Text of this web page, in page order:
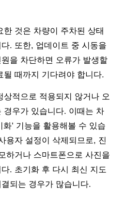
한 것은 차량이 주차된 상태
. 또한, 업데이트 중 시동을
을 차단하면 오류가 발생할
될 때까지 기다려야 합니다.
상적으로 적용되지 않거나 오
경우가 있습니다. 이때는 차
화’ 기능을 활용해볼 수 있습
용자 설정이 삭제되므로, 진
하거나 스마트폰으로 사진을
. 초기화 후 다시 최신 지도
되는 경우가 많습니다.